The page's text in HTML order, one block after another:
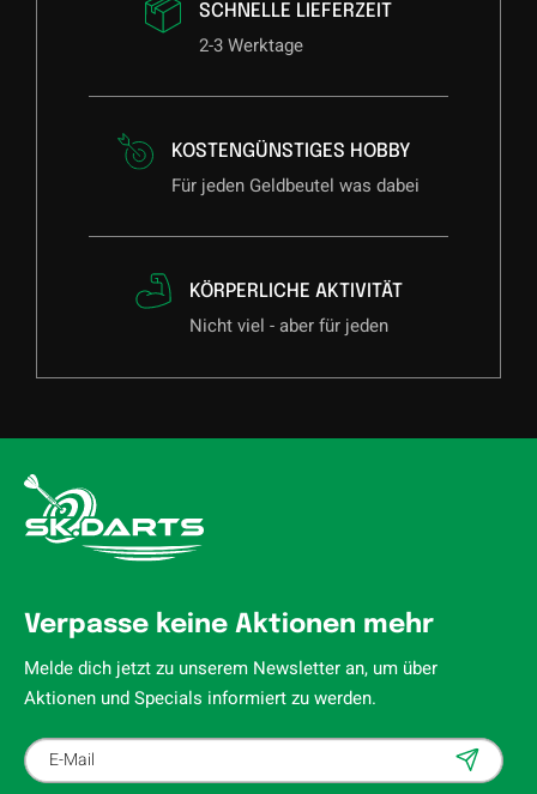
SCHNELLE LIEFERZEIT
2-3 Werktage
KOSTENGÜNSTIGES HOBBY
Für jeden Geldbeutel was dabei
KÖRPERLICHE AKTIVITÄT
Nicht viel - aber für jeden
Verpasse keine Aktionen mehr
Melde dich jetzt zu unserem Newsletter an, um über
Aktionen und Specials informiert zu werden.